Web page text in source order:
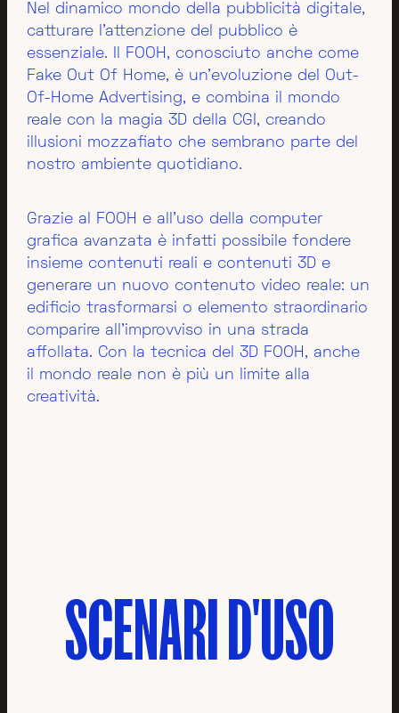
Nel dinamico mondo della pubblicità digitale,
catturare l'attenzione del pubblico è
essenziale. Il FOOH, conosciuto anche come
Fake Out Of Home, è un'evoluzione del Out-
Of-Home Advertising, e combina il mondo
reale con la magia 3D della CGI, creando
illusioni mozzafiato che sembrano parte del
nostro ambiente quotidiano.
Grazie al FOOH e all'uso della computer
grafica avanzata è infatti possibile fondere
insieme contenuti reali e contenuti 3D e
generare un nuovo contenuto video reale: un
edificio trasformarsi o elemento straordinario
comparire all'improvviso in una strada
affollata. Con la tecnica del 3D FOOH, anche
il mondo reale non è più un limite alla
creatività.
SCENARID'USO